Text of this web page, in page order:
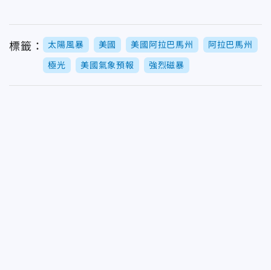
標籤： 太陽風暴 美國 美國阿拉巴馬州 阿拉巴馬州
極光 美國氣象預報 強烈磁暴